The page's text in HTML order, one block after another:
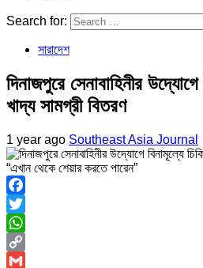
Search for:
সারাদেশ
দিনাজপুরে সেনাবাহিনীর
খাদ্য সামগ্রী বিতরণ
1 year ago Southeast Asia Journal
“এখান থেকে শেয়ার করতে পারেন”
Facebook
Twitter
WhatsApp
Copy